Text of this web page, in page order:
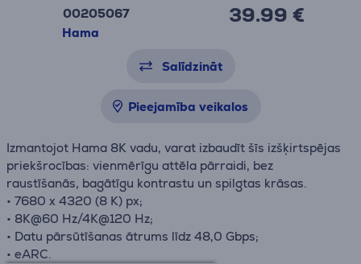
00205067
Hama
39.99 €
Salīdzināt
Pieejamība veikalos
Izmantojot Hama 8K vadu, varat izbaudīt šīs izšķirtspējas
priekšrocības: vienmērīgu attēla pārraidi, bez
raustīšanās, bagātīgu kontrastu un spilgtas krāsas.
• 7680 x 4320 (8 K) px;
• 8K@60 Hz/4K@120 Hz;
• Datu pārsūtīšanas ātrums līdz 48,0 Gbps;
• eARC.